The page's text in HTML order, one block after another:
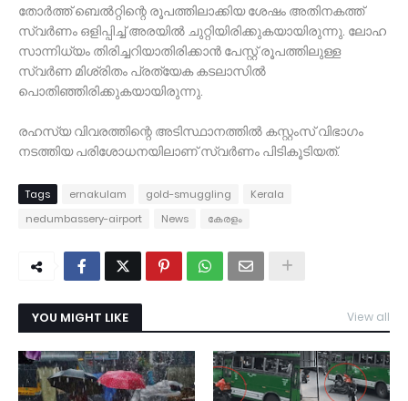
തോര്‍ത്ത് ബെല്‍റ്റിന്റെ രൂപത്തിലാക്കിയ ശേഷം അതിനകത്ത്
സ്വര്‍ണം ഒളിപ്പിച്ച് അരയില്‍ ചുറ്റിയിരിക്കുകയായിരുന്നു. ലോഹ
സാന്നിധ്യം തിരിച്ചറിയാതിരിക്കാന്‍ പേസ്റ്റ് രൂപത്തിലുള്ള
സ്വര്‍ണ മിശ്രിതം പ്രത്യേക കടലാസില്‍
പൊതിഞ്ഞിരിക്കുകയായിരുന്നു.
രഹസ്യ വിവരത്തിന്റെ അടിസ്ഥാനത്തില്‍ കസ്റ്റംസ് വിഭാഗം
നടത്തിയ പരിശോധനയിലാണ് സ്വര്‍ണം പിടികൂടിയത്.
Tags ernakulam gold-smuggling
Kerala
nedumbassery-airport
News കേരളം
YOU MIGHT LIKE View all